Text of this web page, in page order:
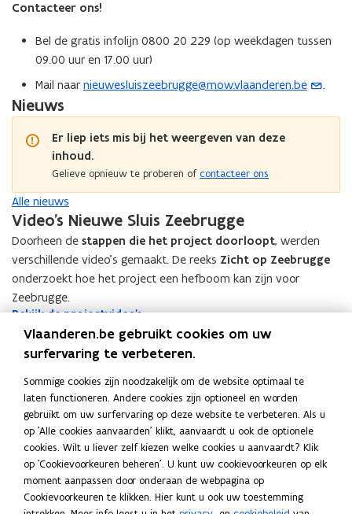
e
?
j
?
i
c
i
e
t
r
j
e
c
t
n
c
i
e
t
r
a
j
e
c
Contacteer ons!
Bel de gratis infolijn 0800 20 229 (op weekdagen tussen
09.00 uur en 17.00 uur)
Mail naar nieuwesluiszeebrugge@mow.vlaanderen.be
(
e
n
t
n
u
w
e
m
a
i
a
p
l
i
c
a
.
Nieuws
Er liep iets mis bij het weergeven van deze
inhoud.
Gelieve opnieuw te proberen ofcontacteer ons
Alle nieuws
Video's Nieuwe Sluis Zeebrugge
Doorheen de stappen die het project doorloopt, werden
verschillende video’s gemaakt. De reeks Zicht op Zeebrugge
onderzoekt hoe het project een hefboom kan zijn voor
Zeebrugge.
B
Bekijk de projectvideo's
B
Blijf op de hoogte!
Ontvang jij graag het laatste nieuws over het project in jouw
mailbox? Schrijf je dan in voor de digitale nieuwsbrief
Schrijf je in
Deel deze pagina
L
i
K
o
Vlaanderen.be gebruikt cookies om uw
surfervaring te verbeteren.
Sommige cookies zijn noodzakelijk om de website optimaal te
laten functioneren. Andere cookies zijn optioneel en worden
gebruikt om uw surfervaring op deze website te verbeteren. Als u
op 'Alle cookies aanvaarden' klikt, aanvaardt u ook de optionele
cookies. Wilt u liever zelf kiezen welke cookies u aanvaardt? Klik
op 'Cookievoorkeuren beheren'. U kunt uw cookievoorkeuren op elk
moment aanpassen door onderaan de webpagina op
Cookievoorkeuren te klikken. Hier kunt u ook uw toestemming